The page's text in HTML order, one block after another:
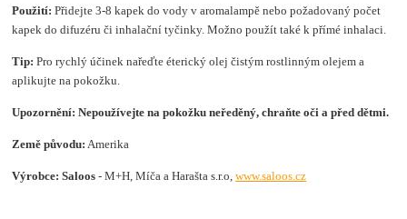
Použití: Přidejte 3-8 kapek do vody v aromalampě nebo požadovaný počet
kapek do difuzéru či inhalační tyčinky. Možno použít také k přímé inhalaci.
Tip: Pro rychlý účinek nařeďte éterický olej čistým rostlinným olejem a
aplikujte na pokožku.
Upozornění:Nepoužívejte na pokožku neředěný, chraňte oči a před dětmi.
Země původu: Amerika
Výrobce: Saloos - M+H, Míča a Harašta s.r.o,www.saloos.cz